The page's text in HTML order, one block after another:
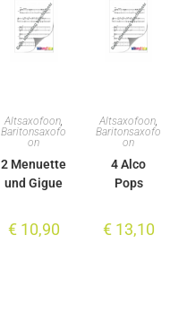
Altsaxofoon,
Baritonsaxofo
on
2 Menuette
und Gigue
€10,90
Altsaxofoon,
Baritonsaxofo
on
4 Alco
Pops
€13,10